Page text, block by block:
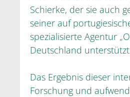
Schierke, der sie auch
seiner auf
spezialisierte Agentur
Deutschland
Das Ergebnis dieser
Forschung und